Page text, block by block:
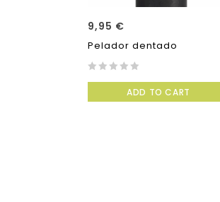
9,95 €
Pelador dentado
of
ADD TO CART